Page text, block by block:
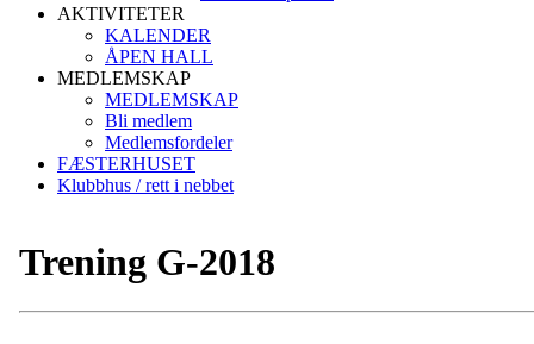
AKTIVITETER
KALENDER
ÅPEN HALL
MEDLEMSKAP
MEDLEMSKAP
Bli medlem
Medlemsfordeler
FÆSTERHUSET
Klubbhus / rett i nebbet
Trening G-2018